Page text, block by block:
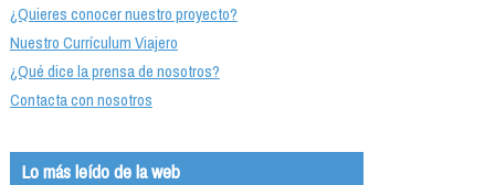
¿Quieres conocer nuestro proyecto?
Nuestro Currículum Viajero
¿Qué dice la prensa de nosotros?
Contacta con nosotros
Lo más leído de la web